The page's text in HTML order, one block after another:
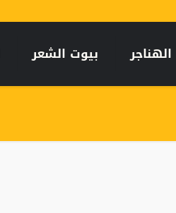
الهناجر بيوت الشعر